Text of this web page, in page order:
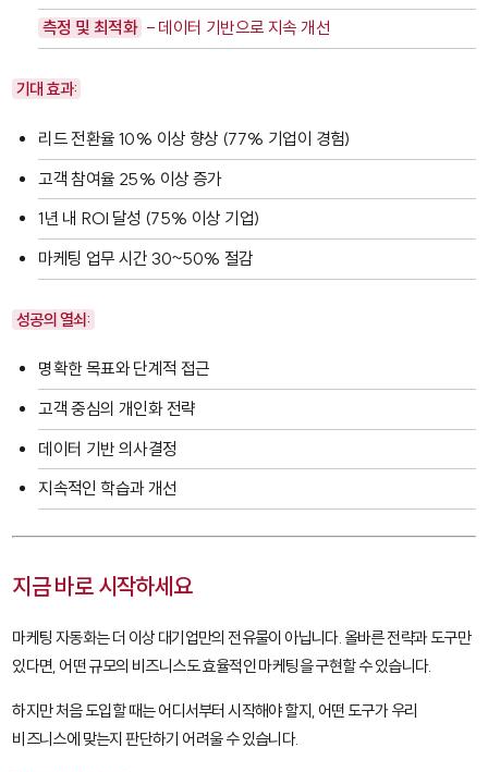
측정 및 최적화 - 데이터 기반으로 지속 개선
기대 효과:
리드 전환율 10% 이상 향상 (77% 기업이 경험)
고객 참여율 25% 이상 증가
1년 내 ROI 달성 (75% 이상 기업)
마케팅 업무 시간 30~50% 절감
성공의 열쇠:
명확한 목표와 단계적 접근
고객 중심의 개인화 전략
데이터 기반 의사결정
지속적인 학습과 개선
지금 바로 시작하세요
마케팅 자동화는 더 이상 대기업만의 전유물이 아닙니다. 올바른 전략과 도구만
있다면, 어떤 규모의 비즈니스도 효율적인 마케팅을 구현할 수 있습니다.
하지만 처음 도입할 때는 어디서부터 시작해야 할지, 어떤 도구가 우리
비즈니스에 맞는지 판단하기 어려울 수 있습니다.